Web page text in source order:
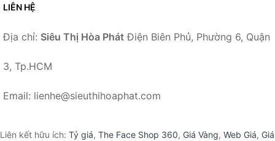
LIÊN HỆ
Địa chỉ: Siêu Thị Hòa Phát Điện Biên Phủ, Phường 6, Quận
3, Tp.HCM
Email: lienhe@sieuthihoaphat.com
Liên kết hữu ích: Tỷ giá, The Face Shop 360, Giá Vàng, Web Giá, Giá